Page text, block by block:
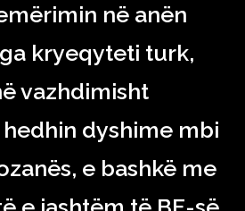
në anën
kryeqyteti turk,
vazhdimisht
dyshime mbi
e bashkë me